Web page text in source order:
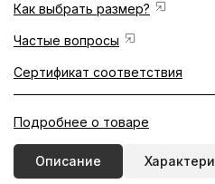
Как выбрать размер?
Частые вопросы
Сертификат соответствия
Подробнее о товаре
Описание